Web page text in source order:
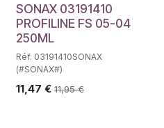
SONAX 03191410
PROFILINE FS 05-04
250ML
Réf. 03191410SONAX
(#SONAX#)
11,47 € 11,95€